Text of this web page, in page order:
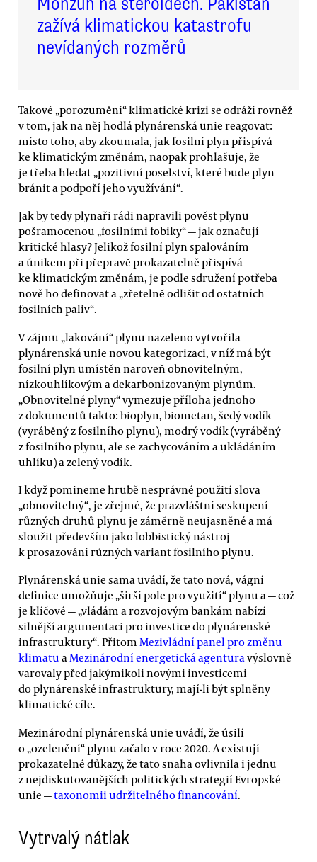
zažívá klimatickou katastrofu
nevídaných rozměrů
Takové „porozumění“ klimatické krizi se odráží rovněž
v tom, jak na něj hodlá plynárenská unie reagovat:
místo toho, aby zkoumala, jak fosilní plyn přispívá
ke klimatickým změnám, naopak prohlašuje, že
je třeba hledat „pozitivní poselství, které bude plyn
bránit a podpoří jeho využívání“.
Jak by tedy plynaři rádi napravili pověst plynu
pošramocenou „fosilními fobiky“ — jak označují
kritické hlasy? Jelikož fosilní plyn spalováním
a únikem při přepravě prokazatelně přispívá
ke klimatickým změnám, je podle sdružení potřeba
nově ho definovat a „zřetelně odlišit od ostatních
fosilních paliv“.
V zájmu „lakování“ plynu nazeleno vytvořila
plynárenská unie novou kategorizaci, v níž má být
fosilní plyn umístěn naroveň obnovitelným,
nízkouhlíkovým a dekarbonizovaným plynům.
„Obnovitelné plyny“ vymezuje příloha jednoho
z dokumentů takto: bioplyn, biometan, šedý vodík
(vyráběný z fosilního plynu), modrý vodík (vyráběný
z fosilního plynu, ale se zachycováním a ukládáním
uhlíku) a zelený vodík.
I když pomineme hrubě nesprávné použití slova
„obnovitelný“, je zřejmé, že prazvláštní seskupení
různých druhů plynu je záměrně neujasněné a má
sloužit především jako lobbistický nástroj
k prosazování různých variant fosilního plynu.
Plynárenská unie sama uvádí, že tato nová, vágní
definice umožňuje „širší pole pro využití“ plynu a — což
je klíčové — „vládám a rozvojovým bankám nabízí
silnější argumentaci pro investice do plynárenské
infrastruktury“. Přitom Mezivládní panel pro změnu
klimatu aMezinárodní energetická agenturavýslovně
varovaly před jakýmikoli novými investicemi
do plynárenské infrastruktury, mají-li být splněny
klimatické cíle.
Mezinárodní plynárenská unie uvádí, že úsilí
o „ozelenění“ plynu začalo v roce 2020. A existují
prokazatelné důkazy, že tato snaha ovlivnila i jednu
z nejdiskutovanějších politických strategií Evropské
unie —taxonomii udržitelného financování.
Vytrvalý nátlak